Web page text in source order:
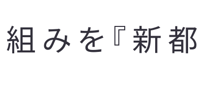
みを『新都